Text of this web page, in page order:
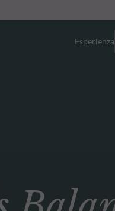
Esperienza
Multi-Asset